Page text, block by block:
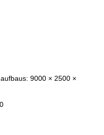
9000 × 2500 ×